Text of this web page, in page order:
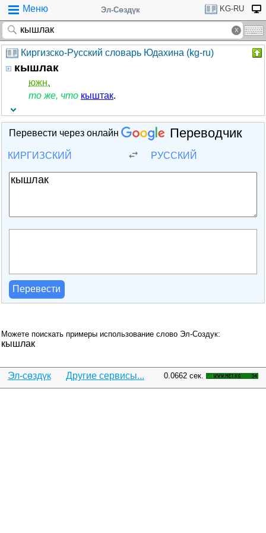
Меню Эл-Сөздүк KG-RU
Киргизско-Русский словарь Юдахина (kg-ru)
кышлак
южн.
то же, что кыштак.
Перевести через онлайн Переводчик
КИРГИЗСКИЙ РУССКИЙ
Перевести
Можете поискать примеры использование слово Эл-Создук:
кышлак
Эл-сөздүк Другие сервисы... 0.0662 сек.